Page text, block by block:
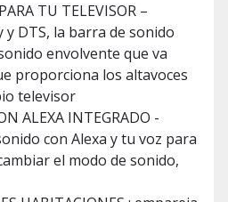
TU TELEVISOR –
DTS, la barra de sonido
envolvente que va
proporciona los altavoces
televisor
ALEXA INTEGRADO -
con Alexa y tu voz para
el modo de sonido,